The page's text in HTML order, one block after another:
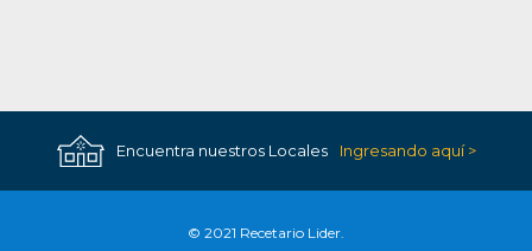
Encuentra nuestros Locales Ingresando aquí >
© 2021 Recetario Lider.